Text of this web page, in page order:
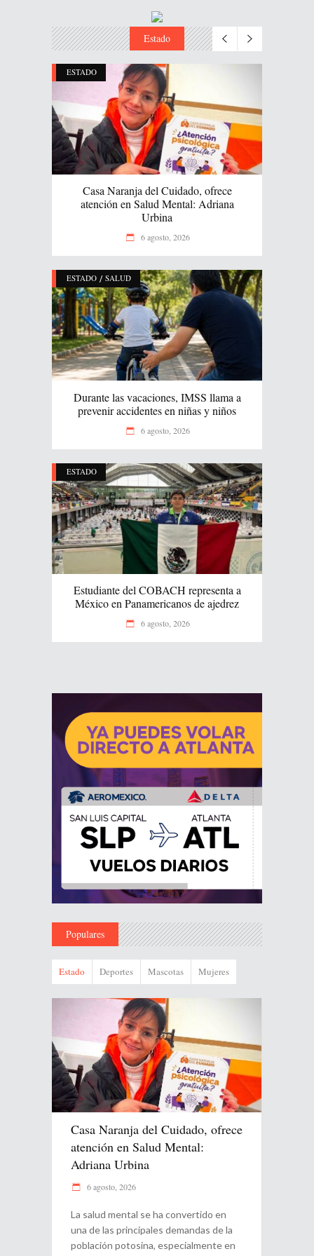
Estado
ESTADO
Casa Naranja del Cuidado, ofrece
atención en Salud Mental: Adriana
Urbina
6 agosto, 2026
ESTADO / SALUD
Durante las vacaciones, IMSS llama a
prevenir accidentes en niñas y niños
6 agosto, 2026
ESTADO
Estudiante del COBACH representa a
México en Panamericanos de ajedrez
6 agosto, 2026
Populares
Estado Deportes Mascotas Mujeres
Casa Naranja del Cuidado, ofrece
atención en Salud Mental:
Adriana Urbina
6 agosto, 2026
La salud mental se ha convertido en
una de las principales demandas de la
población potosina, especialmente en